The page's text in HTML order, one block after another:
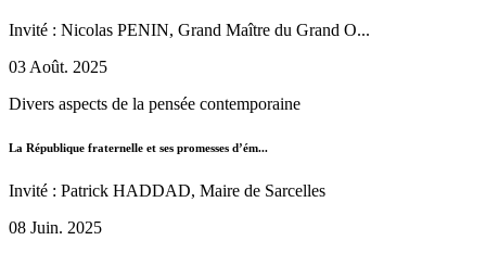
Invité : Nicolas PENIN, Grand Maître du Grand O...
03 Août. 2025
Divers aspects de la pensée contemporaine
La République fraternelle et ses promesses d’ém...
Invité : Patrick HADDAD, Maire de Sarcelles
08 Juin. 2025